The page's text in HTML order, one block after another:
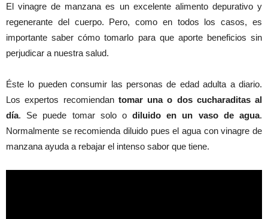
El vinagre de manzana es un excelente alimento depurativo y
regenerante del cuerpo. Pero, como en todos los casos, es
importante saber cómo tomarlo para que aporte beneficios sin
perjudicar a nuestra salud.
Éste lo pueden consumir las personas de edad adulta a diario.
Los expertos recomiendan tomar una o dos cucharaditas al
día. Se puede tomar solo odiluido en un vaso de agua.
Normalmente se recomienda diluido pues el agua con vinagre de
manzana ayuda a rebajar el intenso sabor que tiene.